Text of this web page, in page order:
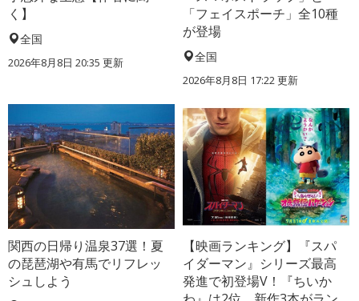
く】
全国
2026年8月8日 20:35 更新
「フェイスポーチ」全10種
が登場
全国
2026年8月8日 17:22更新
関西の日帰り温泉37選！夏
の琵琶湖や有馬でリフレッ
シュしよう
【映画ランキング】『スパ
イダーマン』シリーズ最高
発進で初登場V！『ちいか